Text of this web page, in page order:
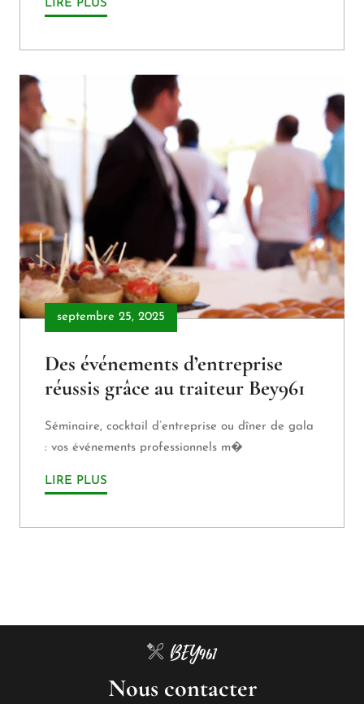
LIRE PLUS
septembre 25, 2025
Des événements d’entreprise
réussis grâce au traiteur Bey961
Séminaire, cocktail d’entreprise ou dîner de gala
: vos événements professionnels m�
LIRE PLUS
BEY961
Nous contacter